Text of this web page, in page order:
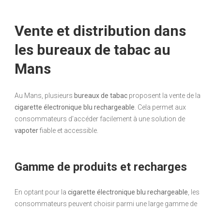
Vente et distribution dans
les bureaux de tabac au
Mans
Au Mans, plusieurs bureaux de tabac proposent la vente de la
cigarette électronique blu rechargeable . Cela permet aux
consommateurs d’accéder facilement à une solution de
vapoterfiable et accessible.
Gamme de produits et recharges
En optant pour la cigarette électronique blu rechargeable , les
consommateurs peuvent choisir parmi une large gamme de